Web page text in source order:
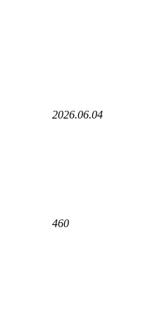
2026.06.04
460